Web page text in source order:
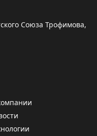
Союза Трофимова,